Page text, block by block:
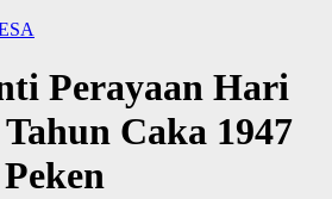
Perayaan Hari
Caka 1947